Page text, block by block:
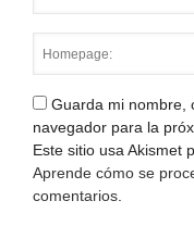
Guarda mi nombre,
navegador para la
Este sitio usa Akismet
Aprende cómo se
comentarios